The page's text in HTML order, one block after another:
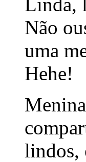
Não
uma
Hehe!
lindos,